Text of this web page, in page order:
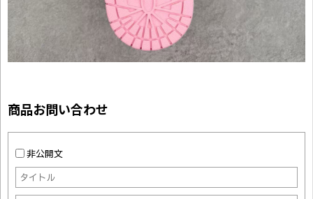
商品お問い合わせ
非公開文